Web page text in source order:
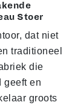
Stoer
dat niet
traditioneel
die
geeft en
groots